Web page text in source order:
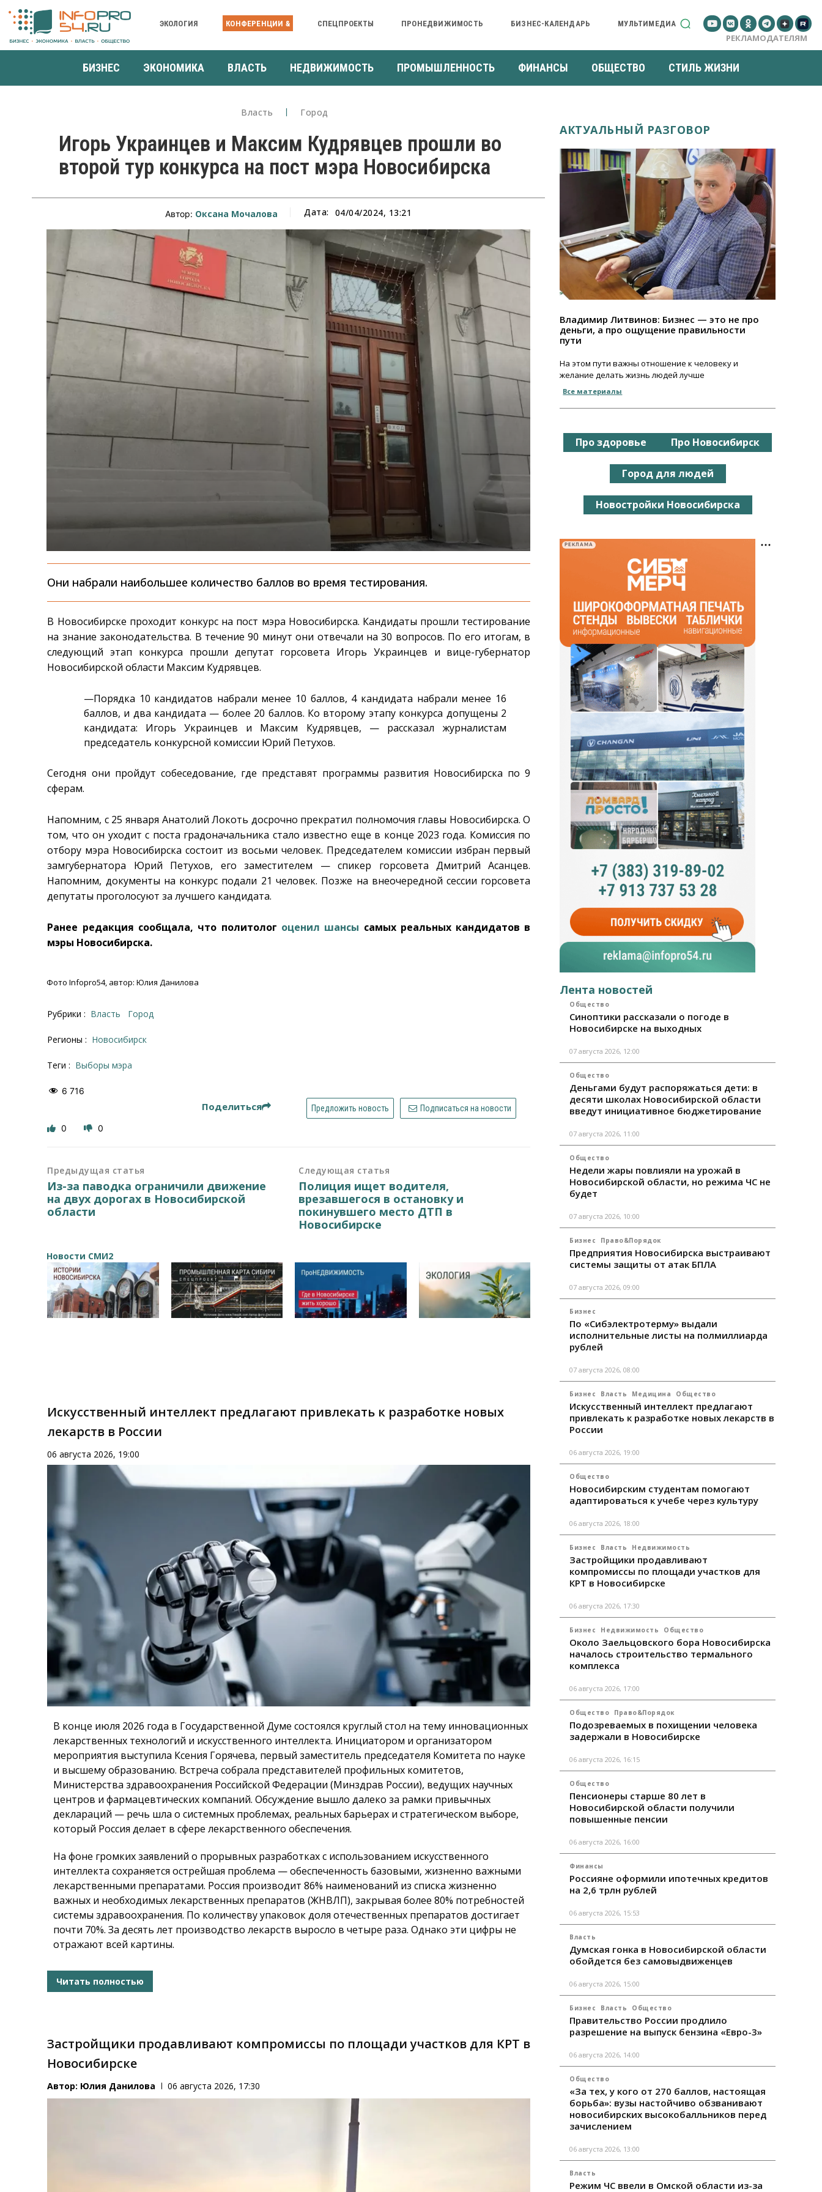
ЭКОЛОГИЯ КОНФЕРЕНЦИИ & СПЕЦПРОЕКТЫ ПРОНЕДВИЖИМОСТЬ БИЗНЕС-КАЛЕНДАРЬ МУЛЬТИМЕДИА
РЕКЛАМОДАТЕЛЯМ
БИЗНЕС ЭКОНОМИКА ВЛАСТЬ НЕДВИЖИМОСТЬ ПРОМЫШЛЕННОСТЬ ФИНАНСЫ ОБЩЕСТВО СТИЛЬ ЖИЗНИ
Власть Город
Игорь Украинцев и Максим Кудрявцев прошли во
второй тур конкурса на пост мэра Новосибирска
Автор: Оксана Мочалова Дата: 04/04/2024, 13:21
Они набрали наибольшее количество баллов во время тестирования.
В Новосибирске проходит конкурс на пост мэра Новосибирска. Кандидаты прошли тестирование
на знание законодательства. В течение 90 минут они отвечали на 30 вопросов. По его итогам, в
следующий этап конкурса прошли депутат горсовета Игорь Украинцев и вице-губернатор
Новосибирской области Максим Кудрявцев.
—Порядка 10 кандидатов набрали менее 10 баллов, 4 кандидата набрали менее 16
баллов, и два кандидата — более 20 баллов. Ко второму этапу конкурса допущены 2
кандидата: Игорь Украинцев и Максим Кудрявцев, — рассказал журналистам
председатель конкурсной комиссии Юрий Петухов.
Сегодня они пройдут собеседование, где представят программы развития Новосибирска по 9
сферам.
Напомним, с 25 января Анатолий Локоть досрочно прекратил полномочия главы Новосибирска. О
том, что он уходит с поста градоначальника стало известно еще в конце 2023 года. Комиссия по
отбору мэра Новосибирска состоит из восьми человек. Председателем комиссии избран первый
замгубернатора Юрий Петухов, его заместителем — спикер горсовета Дмитрий Асанцев.
Напомним, документы на конкурс подали 21 человек. Позже на внеочередной сессии горсовета
депутаты проголосуют за лучшего кандидата.
Ранее редакция сообщала, что политолог оценил шансы самых реальных кандидатов в
мэры Новосибирска.
Фото Infopro54, автор: Юлия Данилова
Рубрики : Власть Город
Регионы : Новосибирск
Теги : выборы мэра
6 716
Поделиться Предложить новость Подписаться на новости
0 0
Предыдущая статья
Из-за паводка ограничили движение
на двух дорогах в Новосибирской
области
Следующая статья
Полиция ищет водителя,
врезавшегося в остановку и
покинувшего место ДТП в
Новосибирске
Новости СМИ2
Искусственный интеллект предлагают привлекать к разработке новых
лекарств в России
06 августа 2026, 19:00
В конце июля 2026 года в Государственной Думе состоялся круглый стол на тему инновационных
лекарственных технологий и искусственного интеллекта. Инициатором и организатором
мероприятия выступила Ксения Горячева, первый заместитель председателя Комитета по науке
и высшему образованию. Встреча собрала представителей профильных комитетов,
Министерства здравоохранения Российской Федерации (Минздрав России), ведущих научных
центров и фармацевтических компаний. Обсуждение вышло далеко за рамки привычных
деклараций — речь шла о системных проблемах, реальных барьерах и стратегическом выборе,
который Россия делает в сфере лекарственного обеспечения.
На фоне громких заявлений о прорывных разработках с использованием искусственного
интеллекта сохраняется острейшая проблема — обеспеченность базовыми, жизненно важными
лекарственными препаратами. Россия производит 86% наименований из списка жизненно
важных и необходимых лекарственных препаратов (ЖНВЛП), закрывая более 80% потребностей
системы здравоохранения. По количеству упаковок доля отечественных препаратов достигает
почти 70%. За десять лет производство лекарств выросло в четыре раза. Однако эти цифры не
отражают всей картины.
Читать полностью
Застройщики продавливают компромиссы по площади участков для КРТ в
Новосибирске
Автор: Юлия Данилова 06 августа 2026, 17:30
АКТУАЛЬНЫЙ РАЗГОВОР
Владимир Литвинов: Бизнес — это не про
деньги, а про ощущение правильности
пути
На этом пути важны отношение к человеку и
желание делать жизнь людей лучше
Все материалы
Про здоровье Про Новосибирск
Город для людей
Новостройки Новосибирска
РЕКЛАМА
Лента новостей
Общество
Синоптики рассказали о погоде в
Новосибирске на выходных
07 августа 2026, 12:00
Общество
Деньгами будут распоряжаться дети: в
десяти школах Новосибирской области
введут инициативное бюджетирование
07 августа 2026, 11:00
Общество
Недели жары повлияли на урожай в
Новосибирской области, но режима ЧС не
будет
07 августа 2026, 10:00
Бизнес Право&Порядок
Предприятия Новосибирска выстраивают
системы защиты от атак БПЛА
07 августа 2026, 09:00
Бизнес
По «Сибэлектротерму» выдали
исполнительные листы на полмиллиарда
рублей
07 августа 2026, 08:00
Бизнес Власть Медицина Общество
Искусственный интеллект предлагают
привлекать к разработке новых лекарств в
России
06 августа 2026, 19:00
Общество
Новосибирским студентам помогают
адаптироваться к учебе через культуру
06 августа 2026, 18:00
Бизнес Власть Недвижимость
Застройщики продавливают
компромиссы по площади участков для
КРТ в Новосибирске
06 августа 2026, 17:30
Бизнес Недвижимость Общество
Около Заельцовского бора Новосибирска
началось строительство термального
комплекса
06 августа 2026, 17:00
Общество Право&Порядок
Подозреваемых в похищении человека
задержали в Новосибирске
06 августа 2026, 16:15
Общество
Пенсионеры старше 80 лет в
Новосибирской области получили
повышенные пенсии
06 августа 2026, 16:00
Финансы
Россияне оформили ипотечных кредитов
на 2,6 трлн рублей
06 августа 2026, 15:53
Власть
Думская гонка в Новосибирской области
обойдется без самовыдвиженцев
06 августа 2026, 15:00
Бизнес Власть Общество
Правительство России продлило
разрешение на выпуск бензина «Евро-3»
06 августа 2026, 14:00
Общество
«За тех, у кого от 270 баллов, настоящая
борьба»: вузы настойчиво обзванивают
новосибирских высокобалльников перед
зачислением
06 августа 2026, 13:00
Власть
Режим ЧС ввели в Омской области из-за